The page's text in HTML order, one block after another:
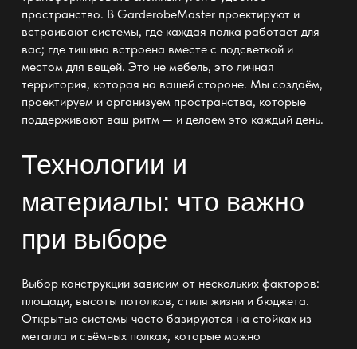
пространство. В GarderobeMaster проектируют и
встраивают системы, где каждая полка работает для
вас; где тишина встроена вместе с подсветкой и
местом для вещей. Это не мебель, это личная
территория, которая на вашей стороне. Мы создаём,
проектируем и организуем пространства, которые
поддерживают ваш ритм — и делаем это каждый день.
Технологии и
материалы: что важно
при выборе
Выбор конструкции зависим от нескольких факторов:
площади, высоты потолков, стиля жизни и бюджета.
Открытые системы часто базируются на стойках из
металла и съёмных полках, которые можно